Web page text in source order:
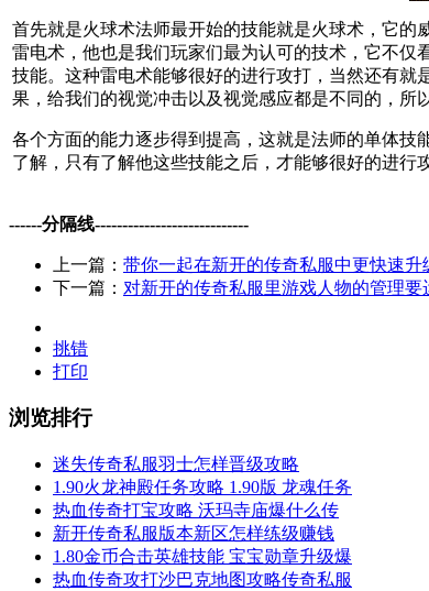
首先就是火球术法师最开始的技能就是火球术，它
雷电术，他也是我们玩家们最为认可的技术，它不
技能。这种雷电术能够很好的进行攻打，当然还有
果，给我们的视觉冲击以及视觉感应都是不同的，所
各个方面的能力逐步得到提高，这就是法师的单体
了解，只有了解他这些技能之后，才能够很好的进行
------分隔线----------------------------
上一篇： 带你一起在新开的传奇私服中更快速升
下一篇： 对新开的传奇私服里游戏人物的管理要
挑错
打印
浏览排行
迷失传奇私服羽士怎样晋级攻略
1.90火龙神殿任务攻略 1.90版 龙魂任务
热血传奇打宝攻略 沃玛寺庙爆什么传
新开传奇私服版本新区怎样练级赚钱
1.80金币合击英雄技能 宝宝勋章升级爆
热血传奇攻打沙巴克地图攻略传奇私服